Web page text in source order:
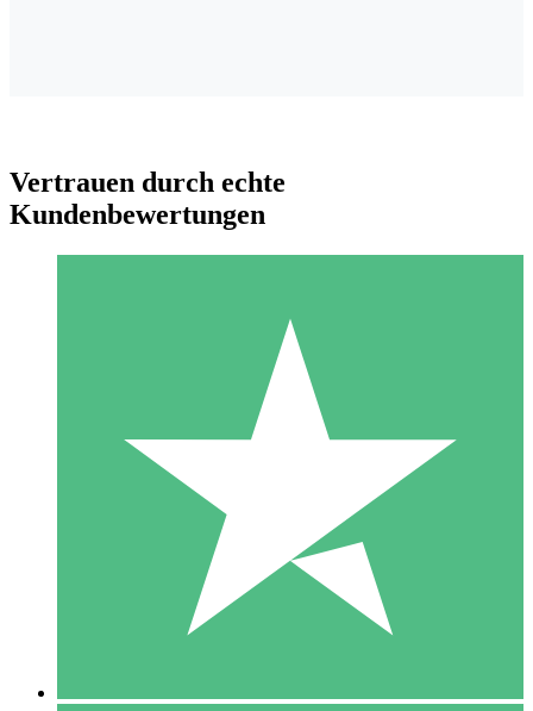
Individuelle Credit-Pakete
Zahlen Sie nach Bedarf mit Download-Credits. Keine
monatliche Verpflichtung erforderlich.
10 00
Vertrauen durch echte
Kundenbewertungen